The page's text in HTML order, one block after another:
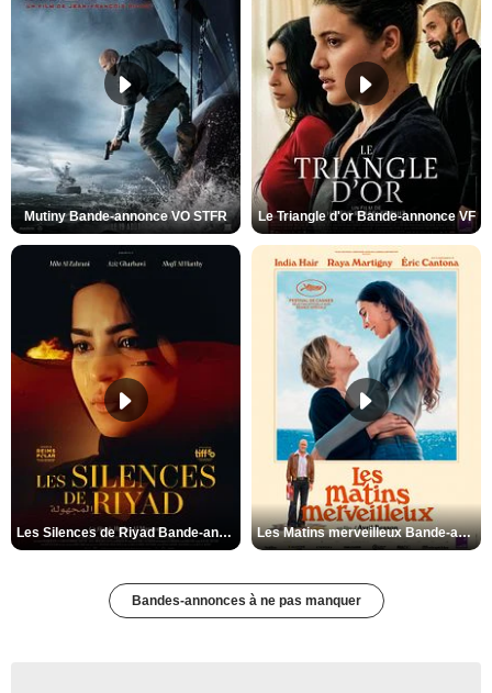
Mutiny Bande-annonce VO STFR Le Triangle d'or Bande-annonce VF
Les Silences de Riyad Bande-annonce VO STFR Les Matins merveilleux Bande-annonce VF
Bandes-annonces à ne pas manquer